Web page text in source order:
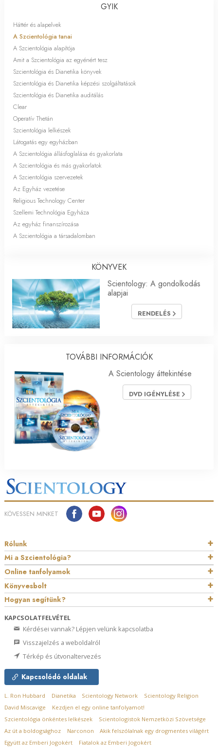
GYIK
Háttér és alapelvek
A Szcientológia tanai
A Szcientológia alapítója
Amit a Szcientológia az egyénért tesz
Szcientológia és Dianetika könyvek
Szcientológia és Dianetika képzési szolgáltatások
Szcientológia és Dianetika auditálás
Clear
Operatív Thetán
Szcientológia lelkészek
Látogatás egy egyházban
A Szcientológia állásfoglalása és gyakorlata
A Szcientológia és más gyakorlatok
A Szcientológia szervezetek
Az Egyház vezetése
Religious Technology Center
Szellemi Technológia Egyháza
Az egyház finanszírozása
A Szcientológia a társadalomban
KÖNYVEK
Scientology: A gondolkodás
alapjai
RENDELÉS
TOVÁBBI INFORMÁCIÓK
A Scientology áttekintése
DVD IGÉNYLÉSE
KÖVESSEN MINKET
Rólunk
Mi a Szcientológia?
Online tanfolyamok
Könyvesbolt
Hogyan segítünk?
KAPCSOLATFELVÉTEL
Kérdései vannak? Lépjen velünk kapcsolatba
Visszajelzés a weboldalról
Térkép és útvonaltervezés
Kapcsolódó oldalak
L. Ron Hubbard Dianetika Scientology Network
Scientology Religion
David Miscavige
Kezdjen el egy online tanfolyamot!
Szcientológia önkéntes lelkészek
Scientologistok Nemzetközi Szövetsége
Az út a boldogsághoz
Narconon
Akik felszólalnak egy drogmentes világért
Együtt az Emberi Jogokért
Fiatalok az Emberi Jogokért